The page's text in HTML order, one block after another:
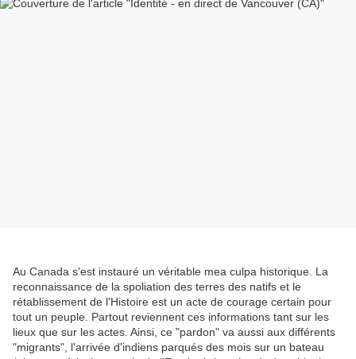
Au Canada s'est instauré un véritable mea culpa historique. La
reconnaissance de la spoliation des terres des natifs et le
rétablissement de l'Histoire est un acte de courage certain pour
tout un peuple. Partout reviennent ces informations tant sur les
lieux que sur les actes. Ainsi, ce "pardon" va aussi aux différents
"migrants", l'arrivée d'indiens parqués des mois sur un bateau